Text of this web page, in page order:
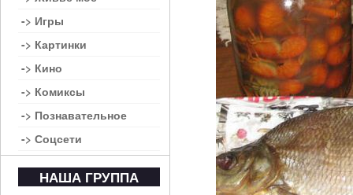
-> Игры
-> Картинки
-> Кино
-> Комиксы
-> Познавательное
-> Соцсети
НАША ГРУППА